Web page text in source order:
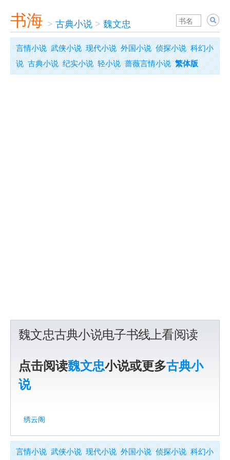
书海 > 古典小说 > 魏文忠
言情小说 武侠小说 现代小说 外国小说 侦探小说 科幻小
说 古典小说 纪实小说 轻小说 蔷薇言情小说 繁体版
魏文忠古典小说电子书线上看阅读
点击阅读魏文忠小说或更多古典小
说
绣云阁
言情小说 武侠小说 现代小说 外国小说 侦探小说 科幻小